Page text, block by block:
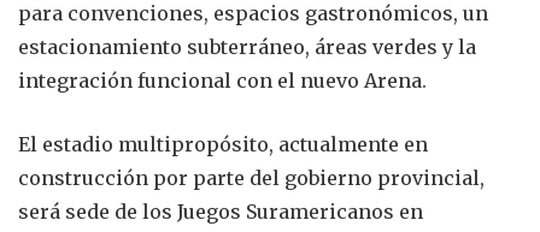
para convenciones, espacios gastronómicos, un
estacionamiento subterráneo, áreas verdes y la
integración funcional con el nuevo Arena.
El estadio multipropósito, actualmente en
construcción por parte del gobierno provincial,
será sede de los Juegos Suramericanos en